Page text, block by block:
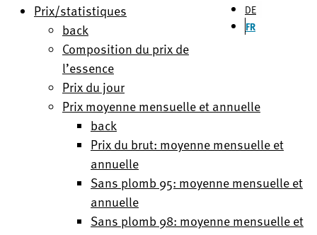
DE
FR
Prix/statistiques
back
Composition du prix de
l’essence
Prix du jour
Prix moyenne mensuelle et annuelle
back
Prix du brut: moyenne mensuelle et
annuelle
Sans plomb 95: moyenne mensuelle et
annuelle
Sans plomb 98: moyenne mensuelle et